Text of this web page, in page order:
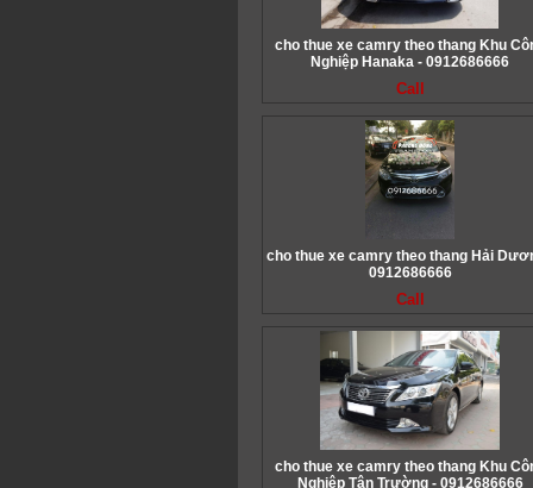
cho thue xe camry theo thang Khu
Nghiệp Hanaka - 0912686666
Call
cho thue xe camry theo thang Hải
0912686666
Call
cho thue xe camry theo thang Khu
Nghiệp Tân Trường - 0912686666